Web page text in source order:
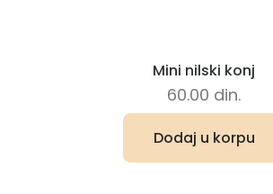
Mini nilski konj
60.00 din.
Dodaj u korpu